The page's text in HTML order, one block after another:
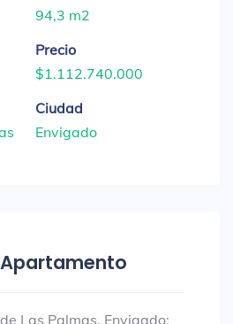
94,3 m2
Precio
$1.112.740.000
Ciudad
Envigado
Las Palmas, Envigado: